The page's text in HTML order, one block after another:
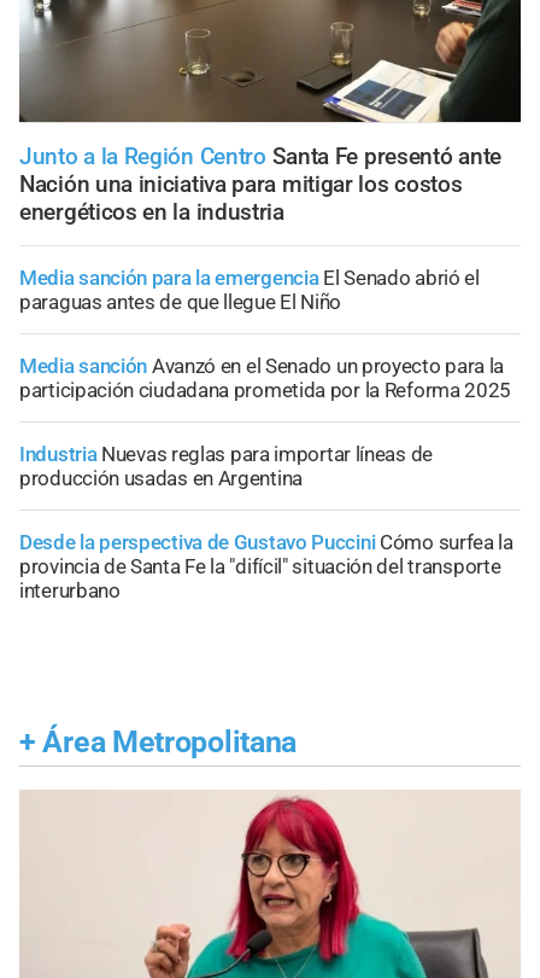
Junto a la Región Centro Santa Fe presentó ante
Nación una iniciativa para mitigar los costos
energéticos en la industria
Media sanción para la emergencia El Senado abrió el
paraguas antes de que llegue El Niño
Media sanción Avanzó en el Senado un proyecto para la
participación ciudadana prometida por la Reforma 2025
Industria Nuevas reglas para importar líneas de
producción usadas en Argentina
Desde la perspectiva de Gustavo Puccini Cómo surfea la
provincia de Santa Fe la "difícil" situación del transporte
interurbano
+ Área Metropolitana